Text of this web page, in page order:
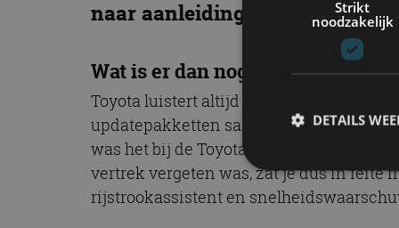
naar aanleiding van feedback.
Wat is er dan nog aangepast?
Toyota luistert altijd aandachtig naar
updatepakketten samengesteld die
was het bij de Toyota Corolla
vertrek vergeten was, zat je dus in feite
rijstrookassistent en
Strikt
noodzakelijk
DETAILS